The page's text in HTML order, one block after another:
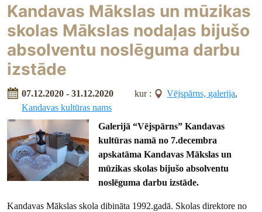
Kandavas Mākslas un mūzikas
skolas Mākslas nodaļas bijušo
absolventu noslēguma darbu
izstāde
07.12.2020 - 31.12.2020 kur : Vējspārns, galerija,
Kandavas kultūras nams
Galerijā “Vējspārns” Kandavas
kultūras namā no 7.decembra
apskatāma Kandavas Mākslas un
mūzikas skolas bijušo absolventu
noslēguma darbu izstāde.
Kandavas Mākslas skola dibināta 1992.gadā. Skolas direktore no